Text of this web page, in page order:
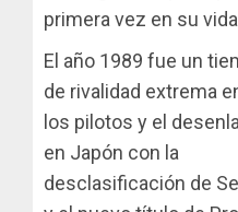
primera vez en su
El año 1989 fue un
de rivalidad extrema
los pilotos y el
en Japón con la
desclasificación de